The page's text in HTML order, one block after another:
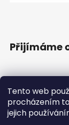
Tento web
procházením
jejich
Přijímáme